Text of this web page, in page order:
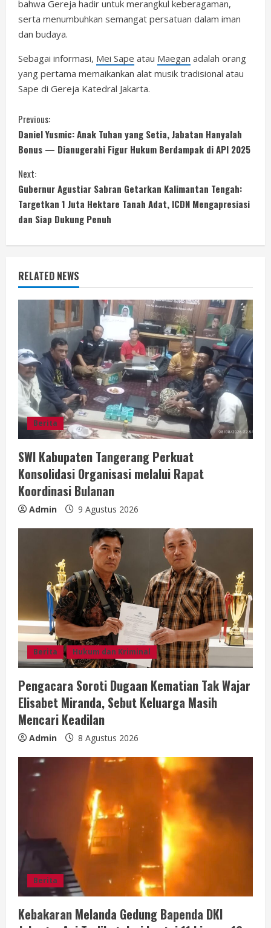
bahwa Gereja hadir untuk merangkul keberagaman,
serta menumbuhkan semangat persatuan dalam iman
dan budaya.
Sebagai informasi, Mei Sape atau Maegan adalah orang
yang pertama memaikankan alat musik tradisional atau
Sape di Gereja Katedral Jakarta.
C
o
n
t
i
n
u
e
e
a
d
i
n
g
Previous:
Daniel Yusmic: Anak Tuhan yang Setia, Jabatan Hanyalah
Bonus — Dianugerahi Figur Hukum Berdampak di API 2025
Next:
Gubernur Agustiar Sabran Getarkan Kalimantan Tengah:
Targetkan 1 Juta Hektare Tanah Adat, ICDN Mengapresiasi
dan Siap Dukung Penuh
RELATED NEWS
Berita
SWI Kabupaten Tangerang Perkuat
Konsolidasi Organisasi melalui Rapat
Koordinasi Bulanan
Admin 9 Agustus 2026
Berita Hukum dan Kriminal
Pengacara Soroti Dugaan Kematian Tak Wajar
Elisabet Miranda, Sebut Keluarga Masih
Mencari Keadilan
Admin 8 Agustus 2026
Berita
Kebakaran Melanda Gedung Bapenda DKI